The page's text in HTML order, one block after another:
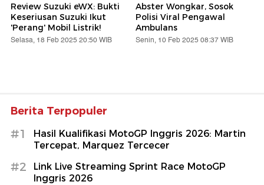
Review Suzuki eWX: Bukti
Keseriusan Suzuki Ikut
'Perang' Mobil Listrik!
Selasa, 18 Feb 2025 20:50 WIB
Abster Wongkar, Sosok
Polisi Viral Pengawal
Ambulans
Senin, 10 Feb 2025 08:37 WIB
Berita Terpopuler
#1
Hasil Kualifikasi MotoGP Inggris 2026: Martin
Tercepat, Marquez Tercecer
#2
Link Live Streaming Sprint Race MotoGP
Inggris 2026